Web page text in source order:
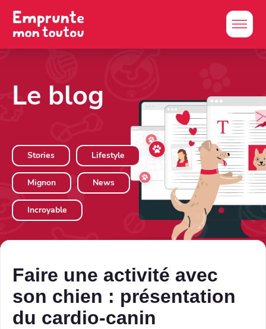
Le blog
Stories Lifestyle
Mignon News
Incroyable
Faire une activité avec
son chien : présentation
du cardio-canin